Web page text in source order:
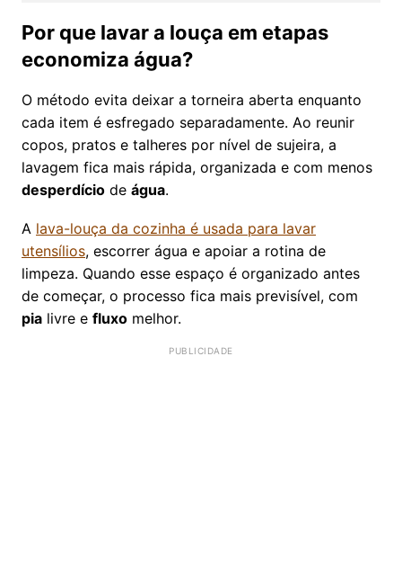
Por que lavar a louça em etapas
economiza água?
O método evita deixar a torneira aberta enquanto
cada item é esfregado separadamente. Ao reunir
copos, pratos e talheres por nível de sujeira, a
lavagem fica mais rápida, organizada e com menos
desperdício de água.
A lava-louça da cozinha é usada para lavar
utensílios, escorrer água e apoiar a rotina de
limpeza. Quando esse espaço é organizado antes
de começar, o processo fica mais previsível, com
pia livre e fluxo melhor.